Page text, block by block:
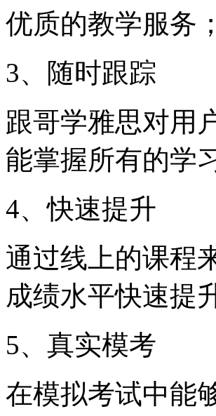
优质的教学服务；
3、随时跟踪
跟哥学雅思对用
能掌握所有的学
4、快速提升
通过线上的课程
成绩水平快速提
5、真实模考
在模拟考试中能